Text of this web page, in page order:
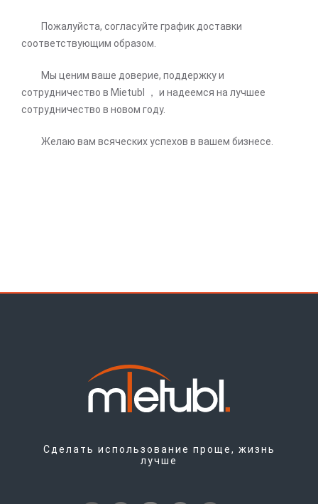
Пожалуйста, согласуйте график доставки
соответствующим образом.
Мы ценим ваше доверие, поддержку и
сотрудничество в Mietubl ， и надеемся на лучшее
сотрудничество в новом году.
Желаю вам всяческих успехов в вашем бизнесе.
Сделать использование проще, жизнь
лучше